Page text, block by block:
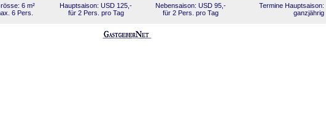
6 m²
6 Pers.
Hauptsaison: USD 125,-
für 2 Pers. pro Tag
Nebensaison: USD 95,-
für 2 Pers. pro Tag
Termine Hauptsaison:
ganzjährig